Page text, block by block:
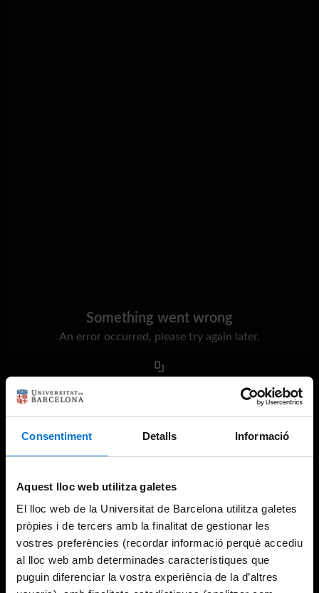
Consentiment Detalls Informació
Aquest lloc web utilitza galetes
El lloc web de la Universitat de Barcelona utilitza galetes
pròpies i de tercers amb la finalitat de gestionar les
vostres preferències (recordar informació perquè accediu
al lloc web amb determinades característiques que
puguin diferenciar la vostra experiència de la d’altres
Something went wrong
An error occurred, please try again later.